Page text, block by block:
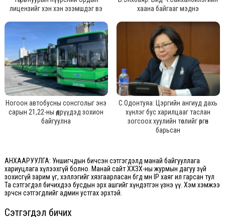
лицензийг хэн хэн эзэмшдэг вэ
хаана байгааг мэднэ
Ногоон автобусны сонсголыг энэ
сарын 21,22-ны өдрүүдэд зохион
байгуулна
С.Одонтуяа: Цэргийн ангиуд дахь
хүнлэг бус харилцааг таслан
зогсоох хуулийн төслийг өргөн
барьсан
АНХААРУУЛГА: Уншигчдын бичсэн сэтгэгдэлд манай байгууллага
хариуцлага хүлээхгүй болно. Манай сайт ХХЗХ-ны журмын дагуу зүй
зохисгүй зарим үг, хэллэгийг хязгаарласан бөгөөд мөн IP хаяг ил гарсан тул
Та сэтгэгдэл бичихдээ бусдын эрх ашгийг хүндэтгэн үзнэ үү. Хэм хэмжээ
зөрчсөн сэтгэгдлийг админ устгах эрхтэй.
Сэтгэгдэл бичих